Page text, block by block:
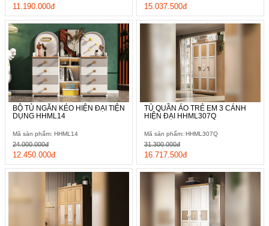
11.190.000đ 15.037.500đ
BỘ TỦ NGĂN KÉO HIỆN ĐẠI TIỆN
DỤNG HHML14
Mã sản phẩm: HHML14
12.450.000đ
24.000.000đ
TỦ QUẦN ÁO TRẺ EM 3 CÁNH
HIỆN ĐẠI HHML307Q
Mã sản phẩm: HHML307Q
16.717.500đ
31.300.000đ